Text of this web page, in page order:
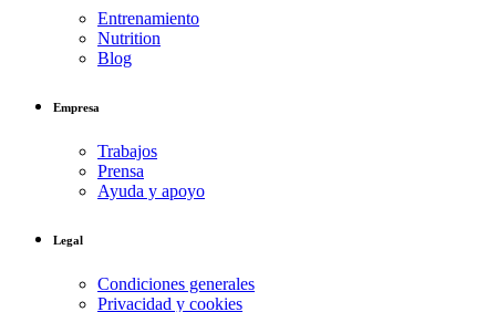
Entrenamiento
Nutrition
Blog
Empresa
Trabajos
Prensa
Ayuda y apoyo
Legal
Condiciones generales
Privacidad y cookies